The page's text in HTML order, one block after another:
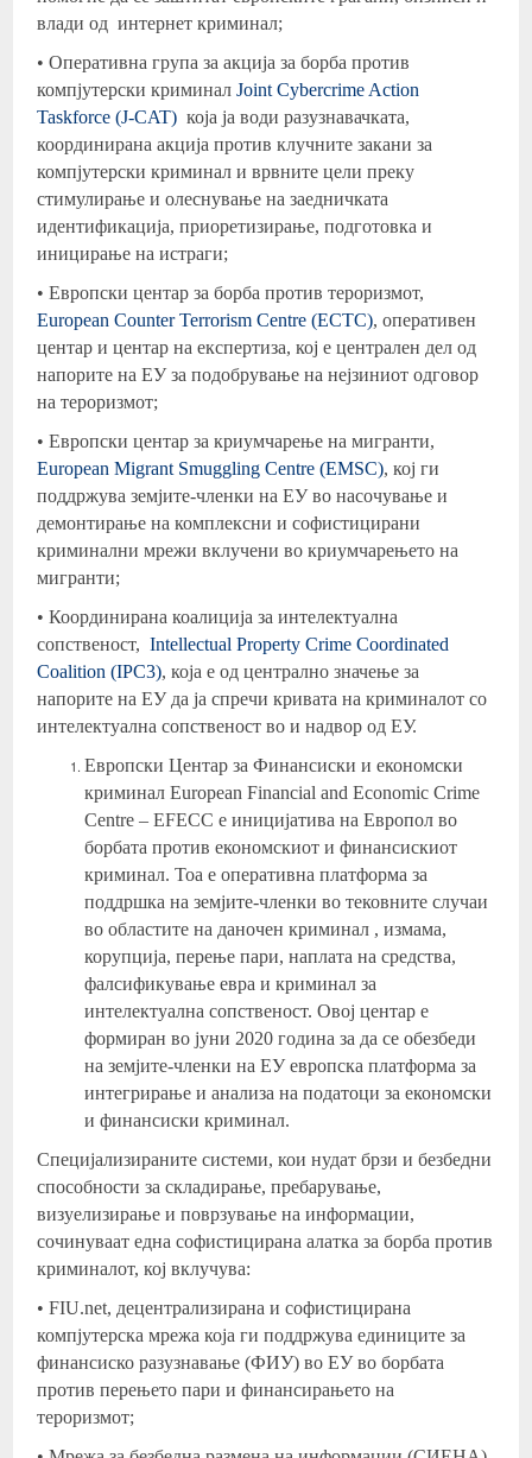
влади од интернет криминал;
• Оперативна група за акција за борба против
компјутерски криминал Joint Cybercrime Action
Taskforce (J-CAT) која ја води разузнавачката,
координирана акција против клучните закани за
компјутерски криминал и врвните цели преку
стимулирање и олеснување на заедничката
идентификација, приоретизирање, подготовка и
иницирање на истраги;
• Европски центар за борба против тероризмот,
European Counter Terrorism Centre (ECTC), оперативен
центар и центар на експертиза, кој е централен дел од
напорите на ЕУ за подобрување на нејзиниот одговор
на тероризмот;
• Европски центар за криумчарење на мигранти,
European Migrant Smuggling Centre (EMSC), кој ги
поддржува земјите-членки на ЕУ во насочување и
демонтирање на комплексни и софистицирани
криминални мрежи вклучени во криумчарењето на
мигранти;
• Координирана коалиција за интелектуална
сопственост, Intellectual Property Crime Coordinated
Coalition (IPC3), која е од централно значење за
напорите на ЕУ да ја спречи кривата на криминалот со
интелектуална сопственост во и надвор од ЕУ.
Европски Центар за Финансиски и економски
криминал European Financial and Economic Crime
Centre – EFECC е иницијатива на Европол во
борбата против економскиот и финансискиот
криминал. Тоа е оперативна платформа за
поддршка на земјите-членки во тековните случаи
во областите на даночен криминал , измама,
корупција, перење пари, наплата на средства,
фалсификување евра и криминал за
интелектуална сопственост. Овој центар е
формиран во јуни 2020 година за да се обезбеди
на земјите-членки на ЕУ европска платформа за
интегрирање и анализа на податоци за економски
и финансиски криминал.
Специјализираните системи, кои нудат брзи и безбедни
способности за складирање, пребарување,
визуелизирање и поврзување на информации,
сочинуваат една софистицирана алатка за борба против
криминалот, кој вклучува:
• FIU.net, децентрализирана и софистицирана
компјутерска мрежа која ги поддржува единиците за
финансиско разузнавање (ФИУ) во ЕУ во борбата
против перењето пари и финансирањето на
тероризмот;